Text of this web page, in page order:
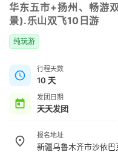
华东五市+扬州、畅游
景).乐山双飞10日游
纯玩游
行程天数
10 天
发团日期
天天发团
报名地址
新疆乌鲁木齐市沙依